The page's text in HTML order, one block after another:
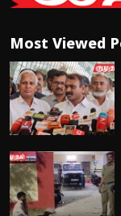
Most Viewed